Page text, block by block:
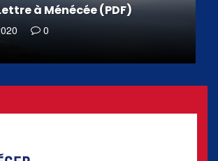
à Ménécée (PDF)
0